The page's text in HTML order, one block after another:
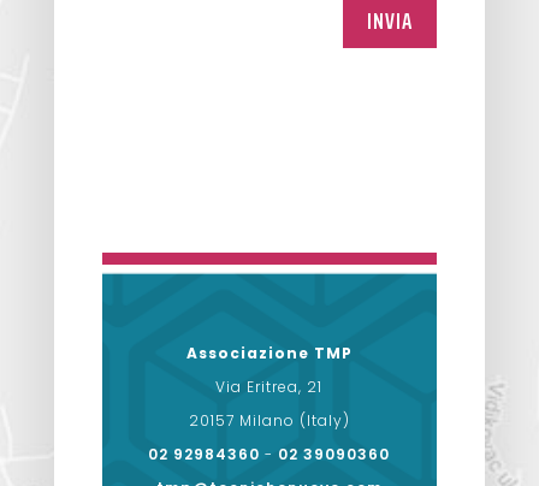
INVIA
Associazione TMP
Via Eritrea, 21
20157 Milano (Italy)
02 92984360 - 02 39090360